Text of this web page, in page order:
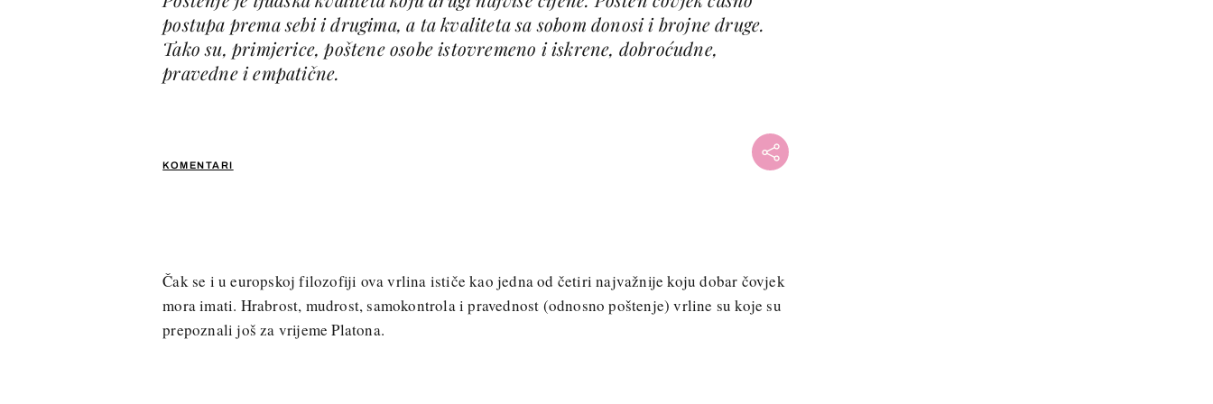
KOMENTARI
postupa prema sebi i drugima, a ta kvaliteta sa sobom donosi i brojne druge.
Tako su, primjerice, poštene osobe istovremeno i iskrene, dobroćudne,
pravedne i empatične.
Čak se i u europskoj filozofiji ova vrlina ističe kao jedna od četiri najvažnije koju dobar čovjek
mora imati. Hrabrost, mudrost, samokontrola i pravednost (odnosno poštenje) vrline su koje su
prepoznali još za vrijeme Platona.